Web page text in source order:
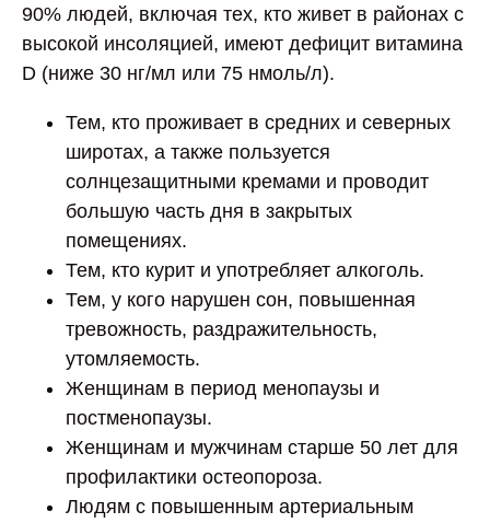
90% людей, включая тех, кто живет в районах с
высокой инсоляцией, имеют дефицит витамина
D (ниже 30 нг/мл или 75 нмоль/л).
Тем, кто проживает в средних и северных
широтах, а также пользуется
солнцезащитными кремами и проводит
большую часть дня в закрытых
помещениях.
Тем, кто курит и употребляет алкоголь.
Тем, у кого нарушен сон, повышенная
тревожность, раздражительность,
утомляемость.
Женщинам в период менопаузы и
постменопаузы.
Женщинам и мужчинам старше 50 лет для
профилактики остеопороза.
Людям с повышенным артериальным